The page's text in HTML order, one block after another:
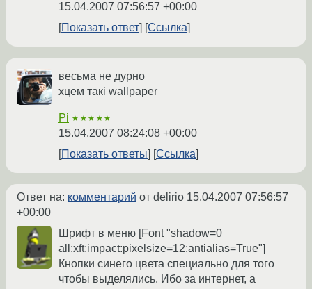
15.04.2007 07:56:57 +00:00
Показать ответ
Ссылка
весьма не дурно
хцем такi wallpaper
Pi ★★★★★
15.04.2007 08:24:08 +00:00
Показать ответы
Ссылка
Ответ на: комментарий от delirio 15.04.2007 07:56:57
+00:00
Шрифт в меню [Font "shadow=0
all:xft:impact:pixelsize=12:antialias=True"]
Кнопки синего цвета специально для того
чтобы выделялись. Ибо за интернет, а